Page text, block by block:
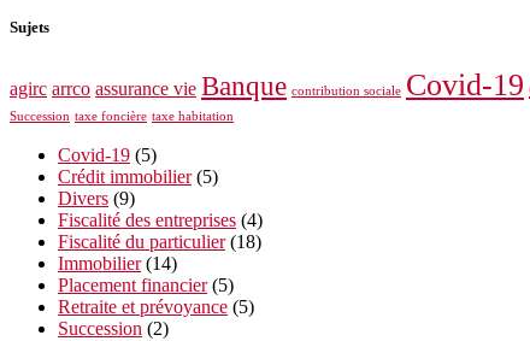
Sujets
agirc arrco assurance vie Banque contribution sociale Covid-19
Succession taxe foncière taxe habitation
Covid-19 (5)
Crédit immobilier(5)
Divers (9)
Fiscalité des entreprises (4)
Fiscalité du particulier(18)
Immobilier(14)
Placement financier(5)
Retraite et prévoyance (5)
Succession (2)